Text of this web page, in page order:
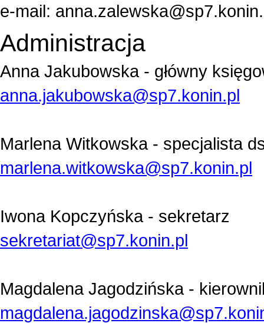
e-mail:
Administracja
Anna Jakubowska - główny
anna.jakubowska@sp7.konin.pl
Marlena Witkowska - specjalista
marlena.witkowska@sp7.konin.pl
Iwona Kopczyńska - sekretarz
sekretariat@sp7.konin.pl
Magdalena Jagodzińska -